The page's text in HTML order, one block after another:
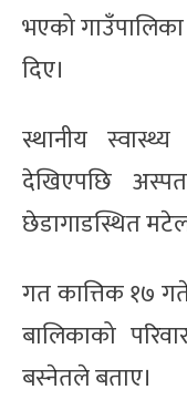
भएको
दिए।
स्थानीय
देखिएपछि
छेडागाडस्थित
गत कात्तिक १७
बालिकाको
बस्नेतले बताए।